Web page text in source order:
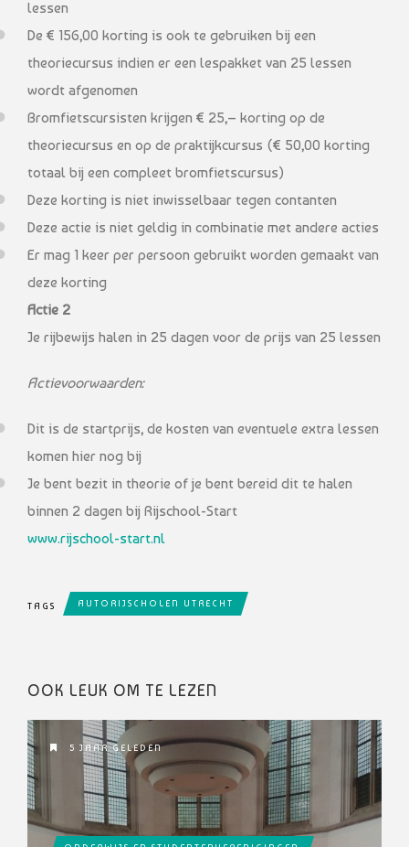
lessen
De € 156,00 korting is ook te gebruiken bij een
theoriecursus indien er een lespakket van 25 lessen
wordt afgenomen
Bromfietscursisten krijgen € 25,– korting op de
theoriecursus en op de praktijkcursus (€ 50,00 korting
totaal bij een compleet bromfietscursus)
Deze korting is niet inwisselbaar tegen contanten
Deze actie is niet geldig in combinatie met andere acties
Er mag 1 keer per persoon gebruikt worden gemaakt van
deze korting
Actie 2
Je rijbewijs halen in 25 dagen voor de prijs van 25 lessen
Actievoorwaarden:
Dit is de startprijs, de kosten van eventuele extra lessen
komen hier nog bij
Je bent bezit in theorie of je bent bereid dit te halen
binnen 2 dagen bij Rijschool-Start
www.rijschool-start.nl
TAGS AUTORIJSCHOLEN UTRECHT
OOK LEUK OM TE LEZEN
5 JAAR GELEDEN